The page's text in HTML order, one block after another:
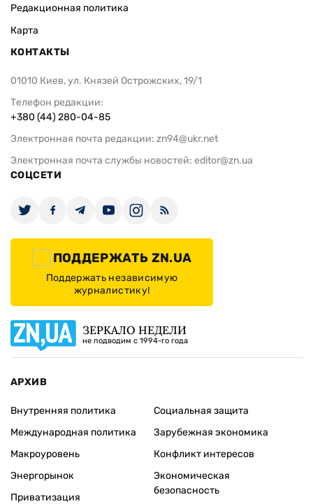
Редакционная политика
Карта
КОНТАКТЫ
01010 Киев, ул. Князей Острожских, 19/1
Телефон редакции:
+380 (44) 280-04-85
Электронная почта редакции: zn94@ukr.net
Электронная почта службы новостей: editor@zn.ua
СОЦСЕТИ
ПОДДЕРЖАТЬ ZN.UA
Поддержать независимую
журналистику!
ЗЕРКАЛО НЕДЕЛИ
не подводим с 1994-го года
АРХИВ
Внутренняя политика
Международная политика
Макроуровень
Энергорынок
Приватизация
Социальная защита
Зарубежная экономика
Конфликт интересов
Экономическая
безопасность